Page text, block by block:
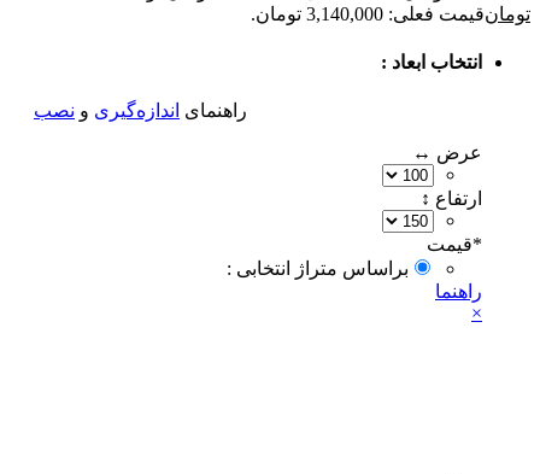
قیمت فعلی: 3,140,000 تومان.
انتخاب ابعاد :
راهنمایاندازه‌گیریونصب
عرض ↔
ارتفاع ↕
قیمت‌
براساس متراژ انتخابی :
راهنما